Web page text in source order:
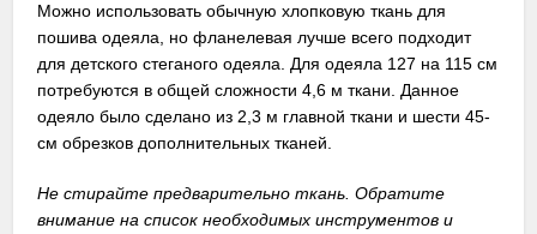
Можно использовать обычную хлопковую ткань для
пошива одеяла, но фланелевая лучше всего подходит
для детского стеганого одеяла. Для одеяла 127 на 115 см
потребуются в общей сложности 4,6 м ткани. Данное
одеяло было сделано из 2,3 м главной ткани и шести 45-
см обрезков дополнительных тканей.
Не стирайте предварительно ткань. Обратите
внимание на список необходимых инструментов и